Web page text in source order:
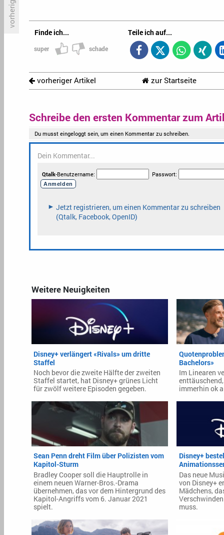
Finde ich...
super schade
Teile ich auf...
vorheriger Artikel zur Startseite
Schreibe den ersten Kommentar zum
Weitere Neuigkeiten
Disney+ verlängert «Rivals» um dritte
Staffel
Noch bevor die zweite Hälfte der zweiten
Staffel startet, hat Disney+ grünes Licht
für zwölf weitere Episoden gegeben.
Bachelors»
Im Linearen
immerhin ok
Sean Penn dreht Film über Polizisten vom
Kapitol-Sturm
Bradley Cooper soll die Hauptrolle in
einem neuen Warner-Bros.-Drama
übernehmen, das vor dem Hintergrund des
Kapitol-Angriffs vom 6. Januar 2021
spielt.
Disney+
Das neue
von Disney+
Mädchens,
muss.